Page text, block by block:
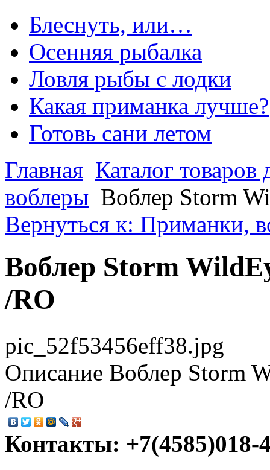
Блеснуть, или…
Осенняя рыбалка
Ловля рыбы с лодки
Какая приманка лучше?
Готовь сани летом
Главная Каталог
воблеры Воблер Storm
Вернуться к: Приманки,
Воблер Storm
/RO
pic_52f53456eff38.jpg
Описание Воблер Storm
/RO
Контакты: